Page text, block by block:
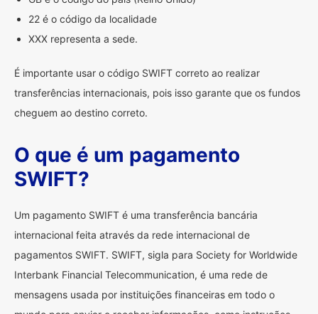
22 é o código da localidade
XXX representa a sede.
É importante usar o código SWIFT correto ao realizar
transferências internacionais, pois isso garante que os fundos
cheguem ao destino correto.
O que é um pagamento
SWIFT?
Um pagamento SWIFT é uma transferência bancária
internacional feita através da rede internacional de
pagamentos SWIFT. SWIFT, sigla para Society for Worldwide
Interbank Financial Telecommunication, é uma rede de
mensagens usada por instituições financeiras em todo o